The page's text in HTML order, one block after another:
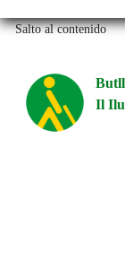
Salto al contenido
Il